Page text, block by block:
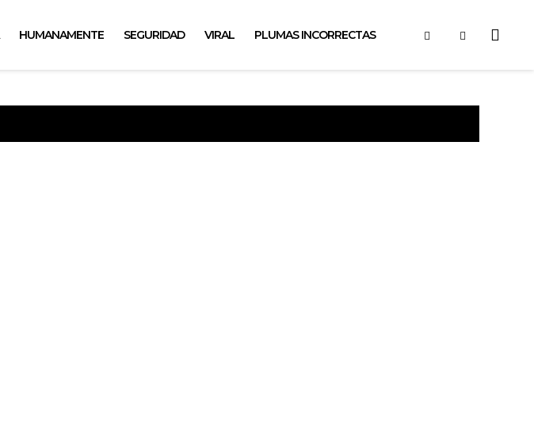
HUMANAMENTE SEGURIDAD VIRAL PLUMAS INCORRECTAS